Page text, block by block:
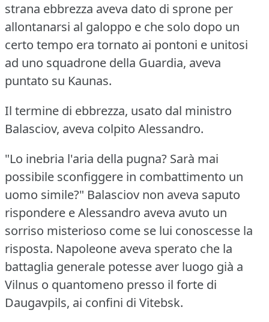
strana ebbrezza aveva dato di sprone per
allontanarsi al galoppo e che solo dopo un
certo tempo era tornato ai pontoni e unitosi
ad uno squadrone della Guardia, aveva
puntato su Kaunas.
Il termine di ebbrezza, usato dal ministro
Balasciov, aveva colpito Alessandro.
"Lo inebria l'aria della pugna? Sarà mai
possibile sconfiggere in combattimento un
uomo simile?" Balasciov non aveva saputo
rispondere e Alessandro aveva avuto un
sorriso misterioso come se lui conoscesse la
risposta. Napoleone aveva sperato che la
battaglia generale potesse aver luogo già a
Vilnus o quantomeno presso il forte di
Daugavpils, ai confini di Vitebsk.